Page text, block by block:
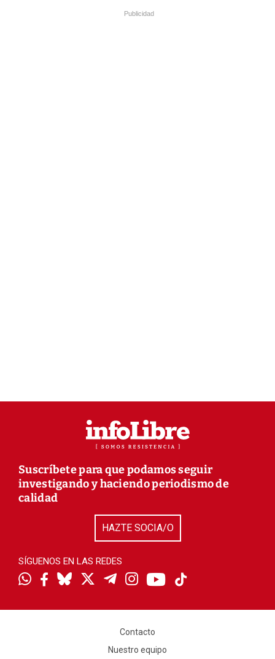
Publicidad
Suscríbete para que podamos seguir
investigando y haciendo periodismo de
calidad
HAZTE SOCIA/O
SÍGUENOS EN LAS REDES
Contacto
Nuestro equipo